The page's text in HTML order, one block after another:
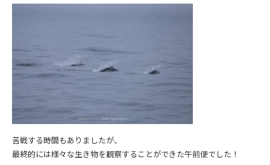
苦戦する時間もありましたが、
最終的には様々な生き物を観察することができた午前便でした！